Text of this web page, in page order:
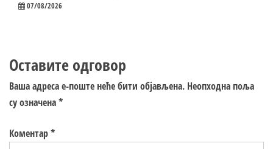
07/08/2026
Оставите одговор
Ваша адреса е-поште неће бити објављена. Неопходна поља
су означена*
Коментар*